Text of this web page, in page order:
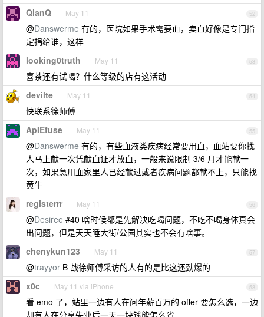
52
QlanQ May 11
@Danswerme 有的，医院如果手术需要血，卖血好像是专门指
定捐给谁，这样
53
looking0truth May 11
喜茶还有试喝？什么等级的店有这活动
54
devilte May 11
快联系徐师傅
55
ApIEfuse May 11
@Danswerme 有的，有些血液类疾病经常要用血，血站要你找
人马上献一次凭献血证才放血，一般来说限制 3/6 月才能献一
次，如果急用血家里人已经献过或者疾病问题都献不上，只能找
黄牛
56
registerrr May 11
@Desiree #40 啥时候都是先解决吃喝问题，不吃不喝身体真会
出问题，但是天天睡大街/公园其实也不会有啥事。
57
chenykun123 May 11
@trayyor B 战徐师傅采访的人有的是比这还劲爆的
58
x0c May 11 via iPhone
看 emo 了，站里一边有人在问年薪百万的 offer 要怎么选，一边
却有人在分享失业后一天一块钱能怎么省